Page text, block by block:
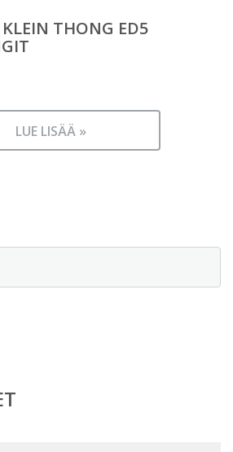
THONG ED5
LUE LISÄÄ »